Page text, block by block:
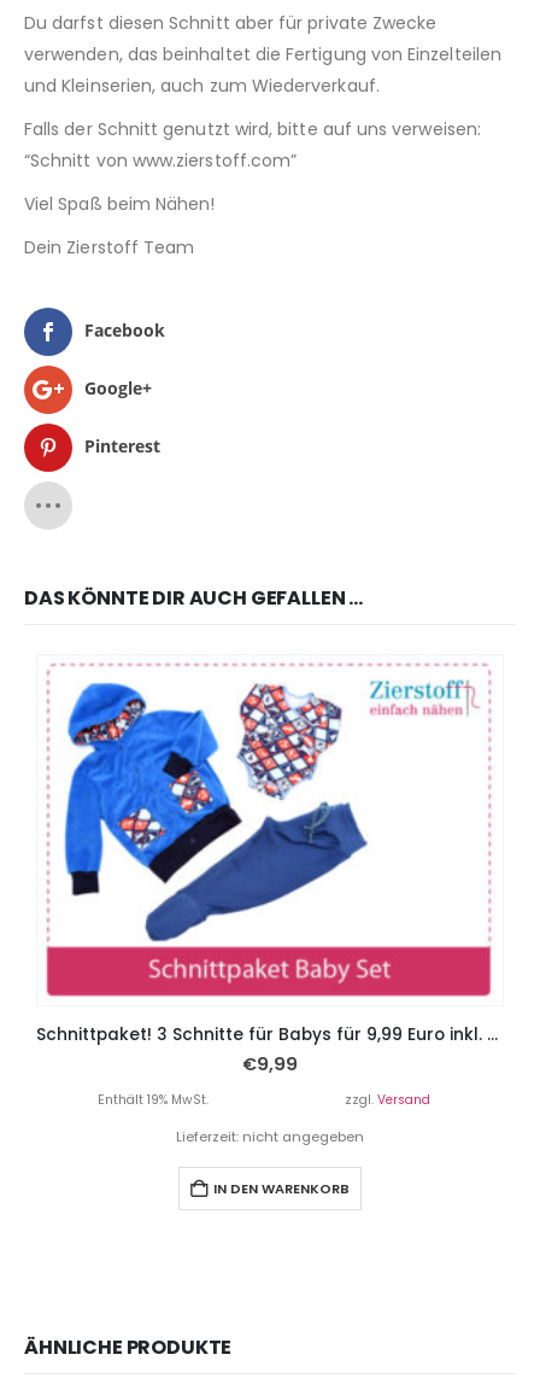
Du darfst diesen Schnitt aber für private Zwecke
verwenden, das beinhaltet die Fertigung von Einzelteilen
und Kleinserien, auch zum Wiederverkauf.
Falls der Schnitt genutzt wird, bitte auf uns verweisen:
“Schnitt von www.zierstoff.com”
Viel Spaß beim Nähen!
Dein Zierstoff Team
Facebook
Google+
Pinterest
DAS KÖNNTE DIR AUCH GEFALLEN …
Schnittpaket! 3 Schnitte für Babys für 9,99 Euro inkl. Papierschnittmuster
€9,99
Enthält 19% MwSt. zzgl. Versand
Lieferzeit: nicht angegeben
IN DEN WARENKORB
ÄHNLICHE PRODUKTE